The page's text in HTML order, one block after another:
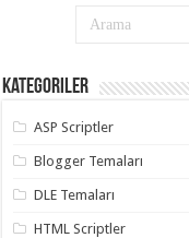
Kategoriler
ASP Scriptler
Blogger Temaları
DLE Temaları
HTML Scriptler